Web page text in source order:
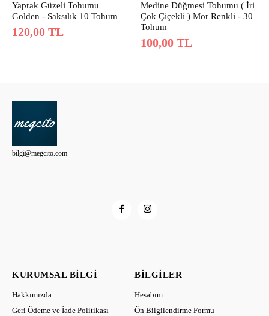
Yaprak Güzeli Tohumu
Golden - Saksılık 10 Tohum
120,00 TL
Medine Düğmesi Tohumu ( İri
Çok Çiçekli ) Mor Renkli - 30
Tohum
100,00 TL
bilgi@megcito.com
KURUMSAL BILGI
Hakkımızda
Geri Ödeme ve İade Politikası
BILGILER
Hesabım
Ön Bilgilendirme Formu